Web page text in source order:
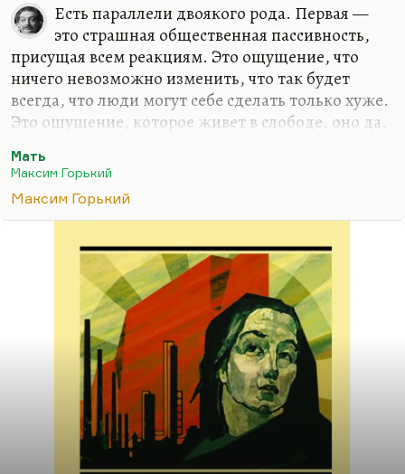
Есть параллели двоякого рода. Первая —
это страшная общественная пассивность,
присущая всем реакциям. Это ощущение, что
ничего невозможно изменить, что так будет
всегда, что люди могут себе сделать только хуже.
Это ощущение, которое живет в слободе, оно да,
И второй момент, который приближает, на мой
взгляд, эту книгу к нашим временам. Там есть
такая история про газету «Копейку», когда у
закрыли, задушили, они перестали читать про
свою правду, про свою жизнь, а Павел Власов
сумел как-то отстоять это дело и газету вернуть.
Она, конечно, немножко про теорию малых дел
и, конечно, газета «Копейка» не…
Мать
Максим Горький
Максим Горький